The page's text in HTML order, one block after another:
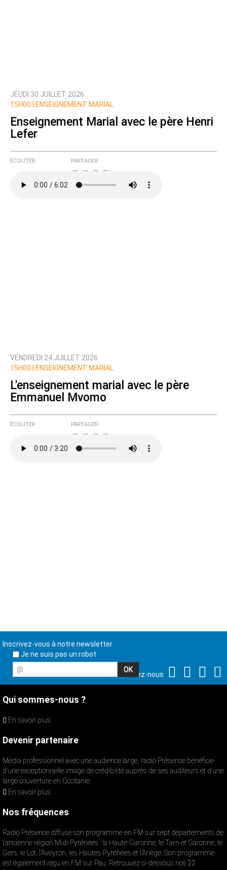
JEUDI 30 JUILLET 2026
15H00 |
ENSEIGNEMENT MARIAL
Enseignement Marial avec le père Henri
Lefer
ÉCOUTER PARTAGER
VENDREDI 24 JUILLET 2026
15H00 |
ENSEIGNEMENT MARIAL
L'enseignement marial avec le père
Emmanuel Mvomo
ÉCOUTER PARTAGER
Inscrivez-vous à notre newsletter
Je ne suis pas un robot
@
Suivez-nous
Qui sommes-nous ?
En savoir plus
Devenir partenaire
Média professionnel avec une audience large, radio Présence bénéficie
d’une exceptionnelle image de crédibilité auprès de ses auditeurs et d’une
large couverture en Occitanie.
En savoir plus
Nos fréquences
Radio Présence diffuse son programme en FM sur sept départements de
l’ancienne région Midi-Pyrénées : la Haute-Garonne, le Tarn et Garonne, le
Gers, le Lot, l’Aveyron, les Hautes-Pyrénées et l’Ariège. Son programme
est également reçu en FM sur Pau. Retrouvez ci-dessous nos 22